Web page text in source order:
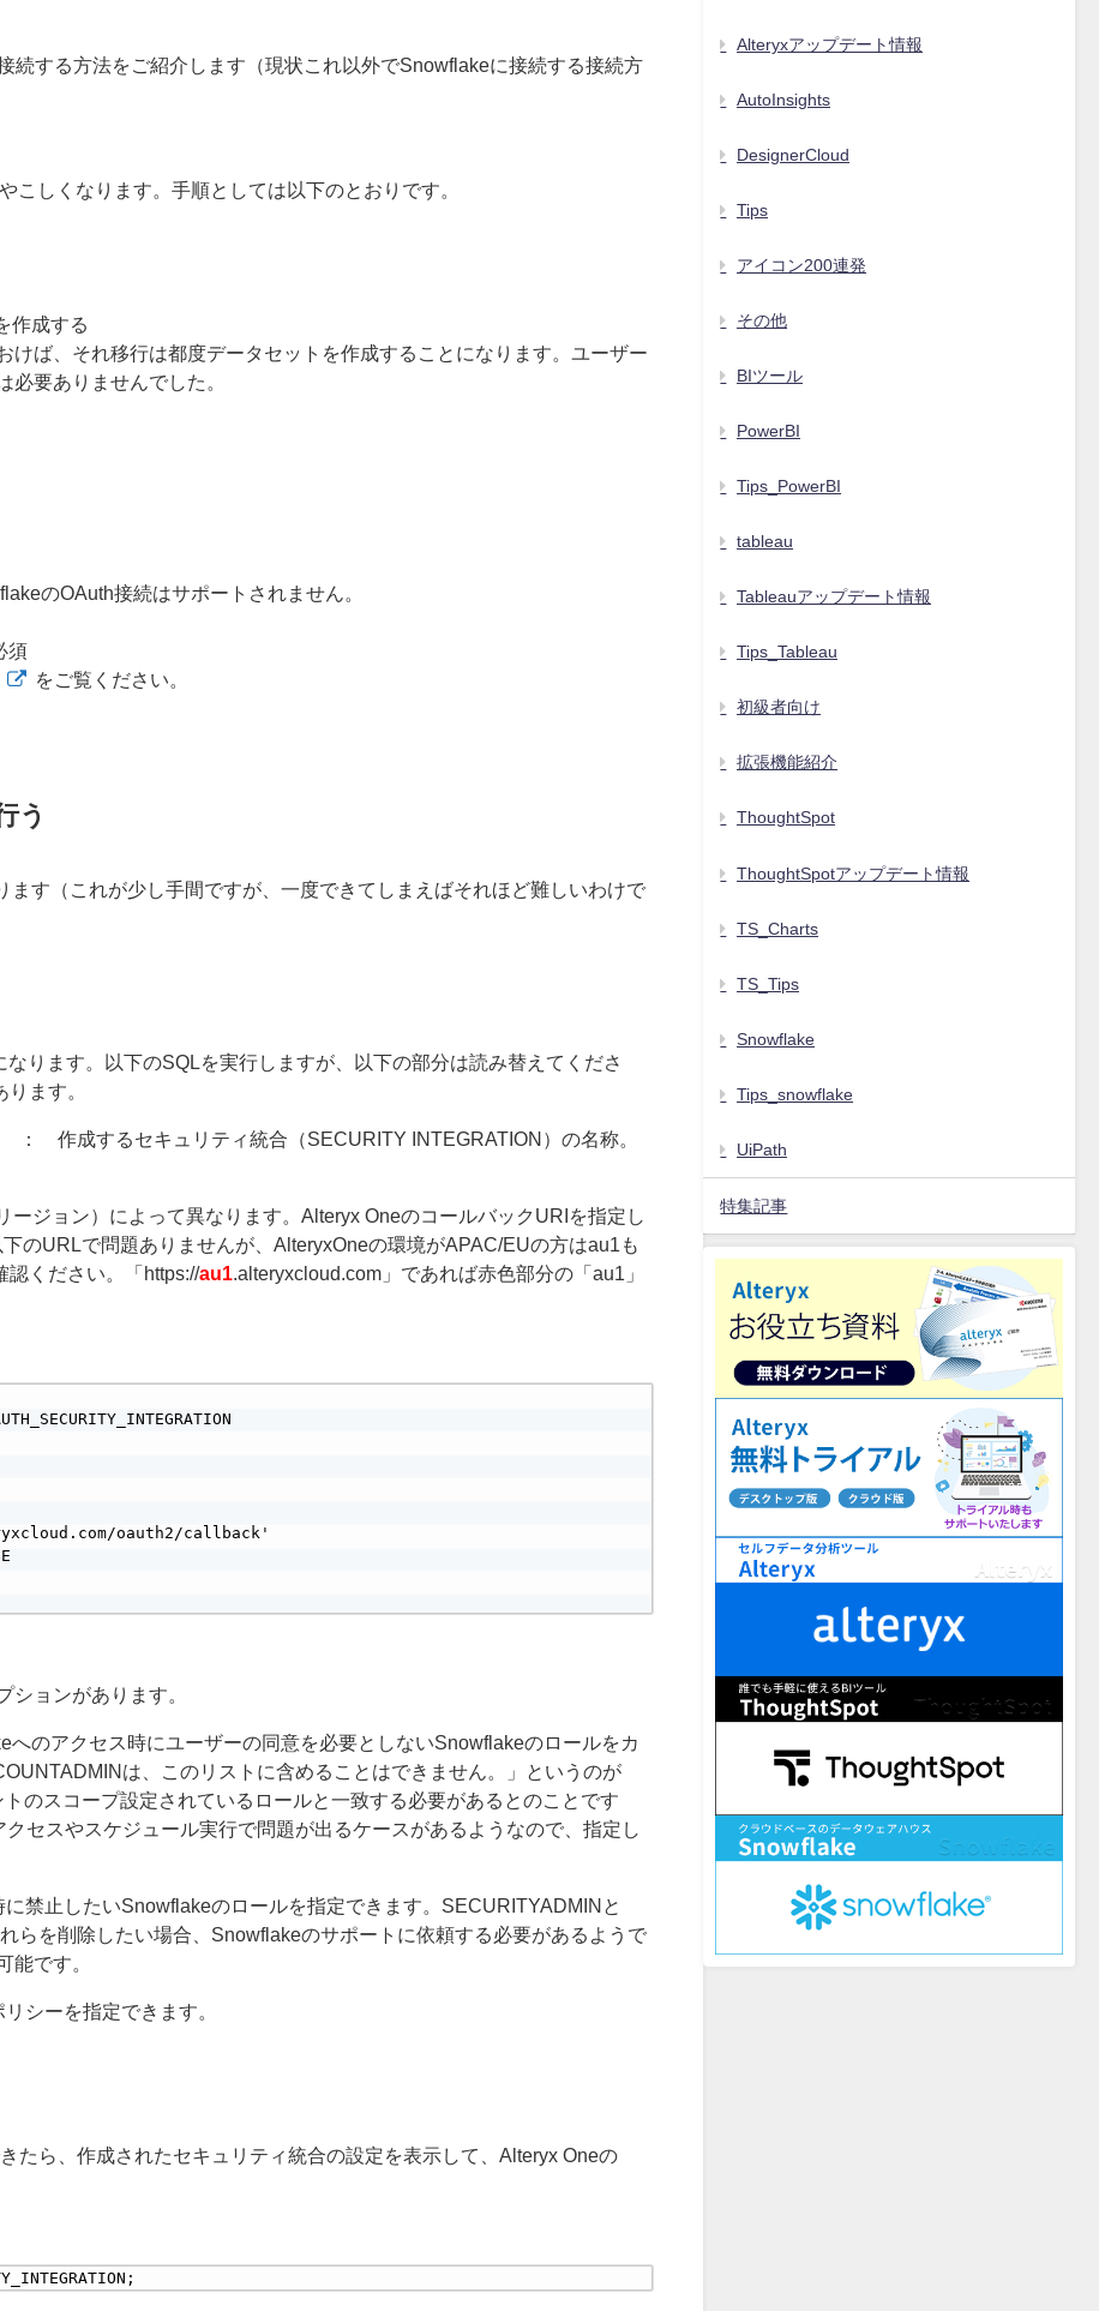
続する方法をご紹介します（現状これ以外でSnowflakeに接続する接続方
しくなります。手順としては以下のとおりです。
作成する
ば、それ移行は都度データセットを作成することになります。ユーザー
要ありませんでした。
のOAuth接続はサポートされません。
須
をご覧ください。
う
す（これが少し手間ですが、一度できてしまえばそれほど難しいわけで
ります。以下のSQLを実行しますが、以下の部分は読み替えてくださ
ます。
： 作成するセキュリティ統合（SECURITY INTEGRATION）の名称。
ジョン）によって異なります。Alteryx OneのコールバックURIを指定し
のURLで問題ありませんが、AlteryxOneの環境がAPAC/EUの方はau1も
認ください。「https://au1.alteryxcloud.com」であれば赤色部分の「au1」
oauth2/callback'
ションがあります。
のアクセス時にユーザーの同意を必要としないSnowflakeのロールをカ
は、このリストに含めることはできません。」というのが
のスコープ設定されているロールと一致する必要があるとのことです
セスやスケジュール実行で問題が出るケースがあるようなので、指定し
禁止したいSnowflakeのロールを指定できます。SECURITYADMINと
らを削除したい場合、Snowflakeのサポートに依頼する必要があるようで
能です。
シーを指定できます。
たら、作成されたセキュリティ統合の設定を表示して、Alteryx Oneの
Alteryxアップデート情報
AutoInsights
DesignerCloud
Tips
アイコン200連発
その他
BIツール
PowerBI
Tips_PowerBI
tableau
Tableauアップデート情報
Tips_Tableau
初級者向け
拡張機能紹介
ThoughtSpot
ThoughtSpotアップデート情報
TS_Charts
TS_Tips
Snowflake
Tips_snowflake
UiPath
特集記事